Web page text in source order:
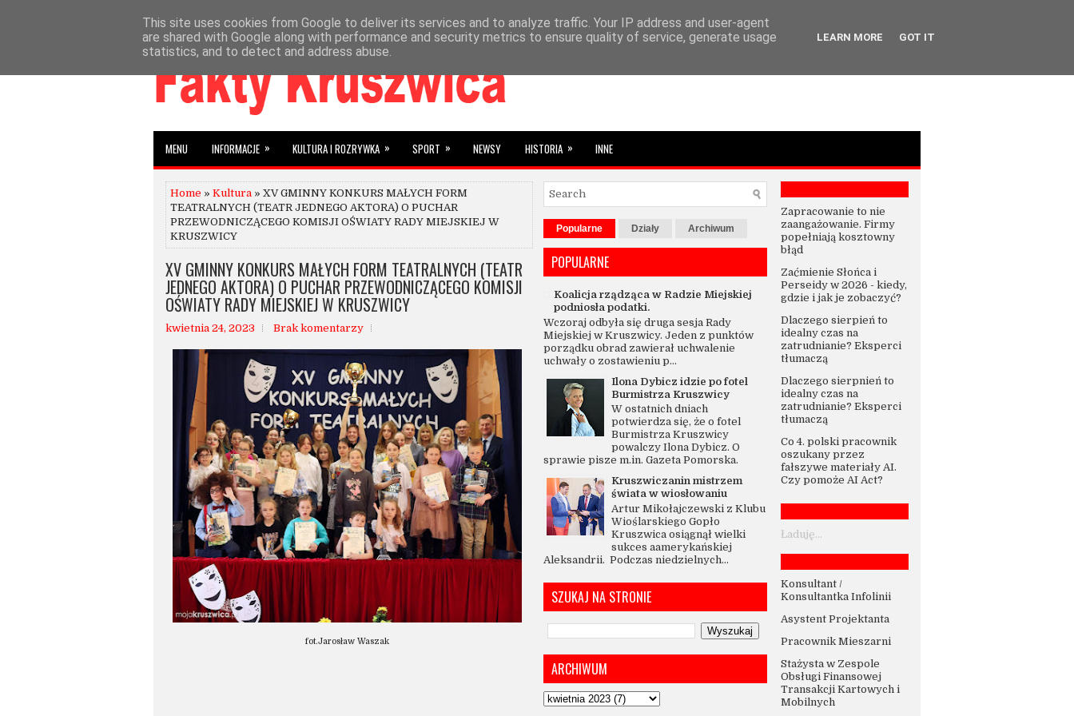
HOME AKTUALNOŚCI » INFORMACJE » WYBRANE SUBIEKTYWNIE »
MENU INFORMACJE » KULTURA I ROZRYWKA » SPORT » NEWSY HISTORIA » INNE
Home » Kultura » XV GMINNY KONKURS MAŁYCH FORM
TEATRALNYCH (TEATR JEDNEGO AKTORA) O PUCHAR
PRZEWODNICZĄCEGO KOMISJI OŚWIATY RADY MIEJSKIEJ W
KRUSZWICY
XV GMINNY KONKURS MAŁYCH FORM TEATRALNYCH (TEATR
JEDNEGO AKTORA) O PUCHAR PRZEWODNICZĄCEGO KOMISJI
OŚWIATY RADY MIEJSKIEJ W KRUSZWICY
kwietnia 24, 2023 Brak komentarzy
fot.Jarosław Waszak
Popularne Działy Archiwum
POPULARNE
Koalicja rządząca w Radzie Miejskiej
podniosła podatki.
Wczoraj odbyła się druga sesja Rady
Miejskiej w Kruszwicy. Jeden z punktów
porządku obrad zawierał uchwalenie
uchwały o zostawieniu p...
Ilona Dybicz idzie po fotel
Burmistrza Kruszwicy
W ostatnich dniach
potwierdza się, że o fotel
Burmistrza Kruszwicy
powalczy Ilona Dybicz. O
sprawie pisze m.in. Gazeta Pomorska.
Kruszwiczanin mistrzem
świata w wiosłowaniu
Artur Mikołajczewski z Klubu
Wioślarskiego Gopło
Kruszwica osiągnął wielki
sukces aamerykańskiej
Aleksandrii. Podczas niedzielnych...
SZUKAJ NA STRONIE
ARCHIWUM
Zapracowanie to nie
zaangażowanie. Firmy
popełniają kosztowny
błąd
Zaćmienie Słońca i
Perseidy w 2026 - kiedy,
gdzie i jak je zobaczyć?
Dlaczego sierpień to
idealny czas na
zatrudnianie? Eksperci
tłumaczą
Dlaczego sierpnień to
idealny czas na
zatrudnianie? Eksperci
tłumaczą
Co 4. polski pracownik
oszukany przez
fałszywe materiały AI.
Czy pomoże AI Act?
Ładuję...
Konsultant /
Konsultantka Infolinii
Asystent Projektanta
Pracownik Mieszarni
Stażysta w Zespole
Obsługi Finansowej
Transakcji Kartowych i
Mobilnych
This site uses cookies from Google to deliver its services and to analyze traffic. Your IP address and user-agent
are shared with Google along with performance and security metrics to ensure quality of service, generate usage
statistics, and to detect and address abuse.
LEARN MORE GOT IT